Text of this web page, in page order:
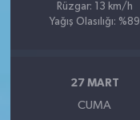
Rüzgar: 13 km/h
Yağış Olasılığı: %89
27 MART
CUMA